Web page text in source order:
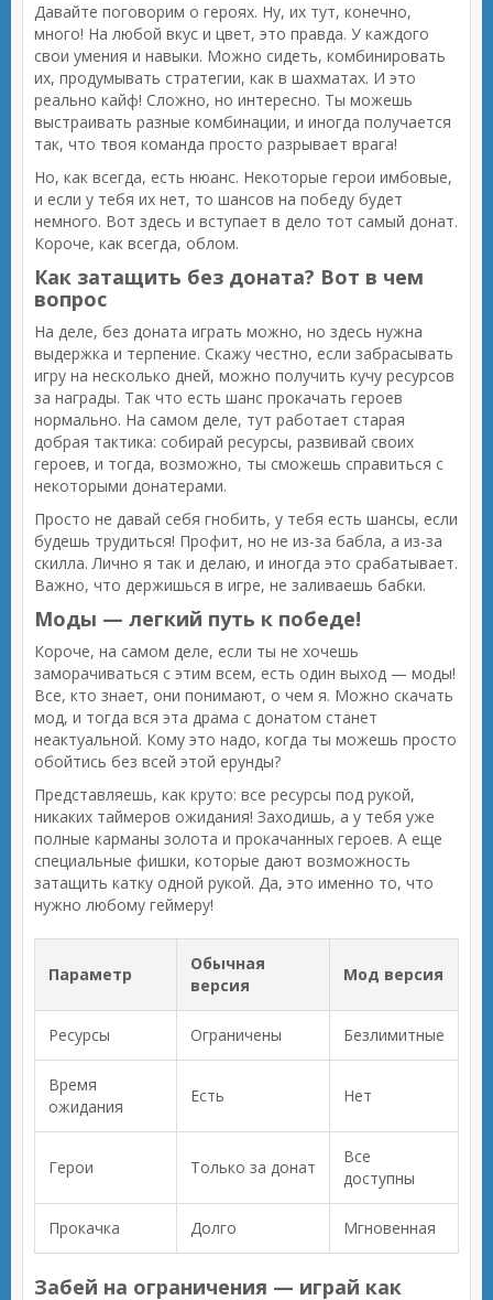
Давайте поговорим о героях. Ну, их тут, конечно,
много! На любой вкус и цвет, это правда. У каждого
свои умения и навыки. Можно сидеть, комбинировать
их, продумывать стратегии, как в шахматах. И это
реально кайф! Сложно, но интересно. Ты можешь
выстраивать разные комбинации, и иногда получается
так, что твоя команда просто разрывает врага!
Но, как всегда, есть нюанс. Некоторые герои имбовые,
и если у тебя их нет, то шансов на победу будет
немного. Вот здесь и вступает в дело тот самый донат.
Короче, как всегда, облом.
Как затащить без доната? Вот в чем
вопрос
На деле, без доната играть можно, но здесь нужна
выдержка и терпение. Скажу честно, если забрасывать
игру на несколько дней, можно получить кучу ресурсов
за награды. Так что есть шанс прокачать героев
нормально. На самом деле, тут работает старая
добрая тактика: собирай ресурсы, развивай своих
героев, и тогда, возможно, ты сможешь справиться с
некоторыми донатерами.
Просто не давай себя гнобить, у тебя есть шансы, если
будешь трудиться! Профит, но не из-за бабла, а из-за
скилла. Лично я так и делаю, и иногда это срабатывает.
Важно, что держишься в игре, не заливаешь бабки.
Моды — легкий путь к победе!
Короче, на самом деле, если ты не хочешь
заморачиваться с этим всем, есть один выход — моды!
Все, кто знает, они понимают, о чем я. Можно скачать
мод, и тогда вся эта драма с донатом станет
неактуальной. Кому это надо, когда ты можешь просто
обойтись без всей этой ерунды?
Представляешь, как круто: все ресурсы под рукой,
никаких таймеров ожидания! Заходишь, а у тебя уже
полные карманы золота и прокачанных героев. А еще
специальные фишки, которые дают возможность
затащить катку одной рукой. Да, это именно то, что
нужно любому геймеру!
Параметр
Обычная
версия
Мод версия
Ресурсы Ограничены Безлимитные
Время
ожидания
Есть Нет
Герои Только за донат
Все
доступны
Прокачка Долго Мгновенная
Забей на ограничения — играй как